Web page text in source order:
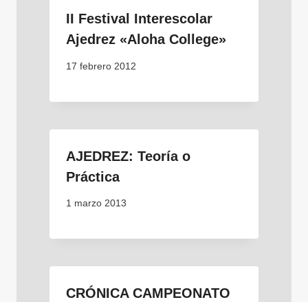
II Festival Interescolar
Ajedrez «Aloha College»
17 febrero 2012
AJEDREZ: Teoría o
Práctica
1 marzo 2013
CRÓNICA CAMPEONATO